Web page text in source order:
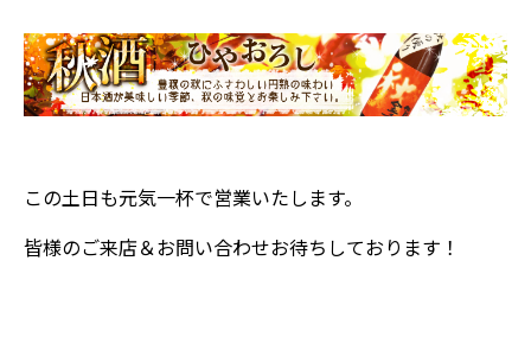
この土日も元気一杯で営業いたします。
皆様のご来店＆お問い合わせお待ちしております！